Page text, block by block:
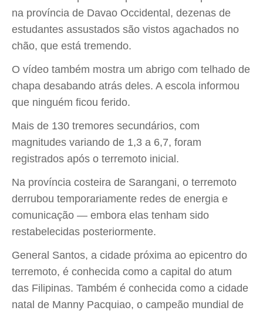
na província de Davao Occidental, dezenas de
estudantes assustados são vistos agachados no
chão, que está tremendo.
O vídeo também mostra um abrigo com telhado de
chapa desabando atrás deles. A escola informou
que ninguém ficou ferido.
Mais de 130 tremores secundários, com
magnitudes variando de 1,3 a 6,7, foram
registrados após o terremoto inicial.
Na província costeira de Sarangani, o terremoto
derrubou temporariamente redes de energia e
comunicação — embora elas tenham sido
restabelecidas posteriormente.
General Santos, a cidade próxima ao epicentro do
terremoto, é conhecida como a capital do atum
das Filipinas. Também é conhecida como a cidade
natal de Manny Pacquiao, o campeão mundial de